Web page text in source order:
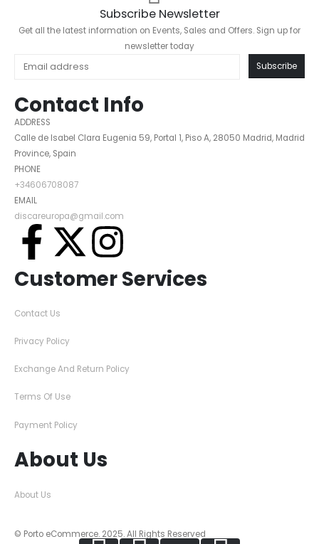
Subscribe Newsletter
Get all the latest information on Events, Sales and Offers. Sign up for
newsletter today
Subscribe
Contact Info
ADDRESS
Calle de Isabel Clara Eugenia 59, Portal 1, Piso A, 28050 Madrid, Madrid
Province, Spain
PHONE
+34606708087
EMAIL
discareuropa@gmail.com
Customer Services
Contact Us
Privacy Policy
Exchange And Return Policy
Terms Of Use
Payment Policy
About Us
About Us
© Porto eCommerce. 2025. All Rights Reserved